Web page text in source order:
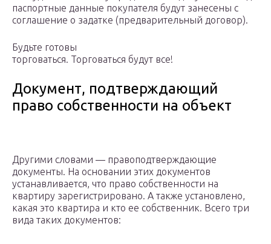
паспортные данные покупателя будут занесены с
соглашение о задатке (предварительный договор).
Будьте готовы
торговаться. Торговаться будут все!
Документ, подтверждающий
право собственности на объект
Другими словами — правоподтверждающие
документы. На основании этих документов
устанавливается, что право собственности на
квартиру зарегистрировано. А также установлено,
какая это квартира и кто ее собственник. Всего три
вида таких документов: